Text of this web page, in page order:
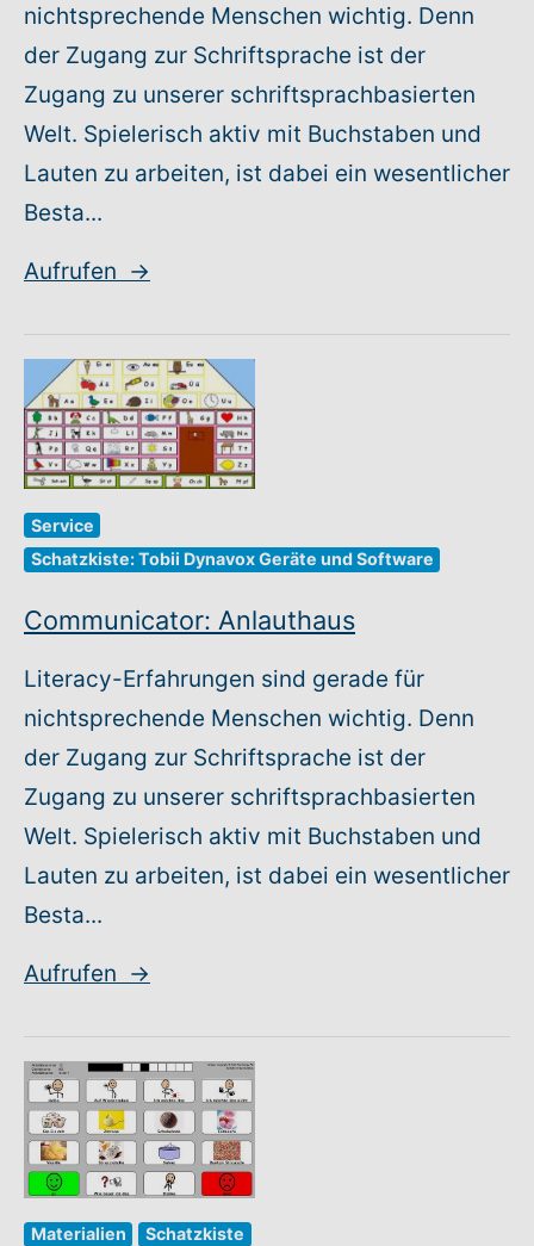
nichtsprechende Menschen wichtig. Denn
der Zugang zur Schriftsprache ist der
Zugang zu unserer schriftsprachbasierten
Welt. Spielerisch aktiv mit Buchstaben und
Lauten zu arbeiten, ist dabei ein wesentlicher
Besta...
Aufrufen →
Service
Schatzkiste: Tobii Dynavox Geräte und Software
Communicator: Anlauthaus
Literacy-Erfahrungen sind gerade für
nichtsprechende Menschen wichtig. Denn
der Zugang zur Schriftsprache ist der
Zugang zu unserer schriftsprachbasierten
Welt. Spielerisch aktiv mit Buchstaben und
Lauten zu arbeiten, ist dabei ein wesentlicher
Besta...
Aufrufen →
Materialien Schatzkiste